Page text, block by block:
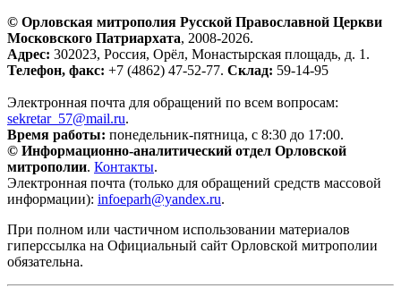
© Орловская митрополия Русской Православной Церкви
Московского Патриархата, 2008-2026.
Адрес: 302023, Россия, Орёл, Монастырская площадь, д. 1.
Телефон, факс: +7 (4862) 47-52-77. Склад: 59-14-95
Электронная почта для обращений по всем вопросам:
sekretar_57@mail.ru.
Время работы: понедельник-пятница, с 8:30 до 17:00.
© Информационно-аналитический отдел Орловской
митрополии. Контакты.
Электронная почта (только для обращений средств массовой
информации): infoeparh@yandex.ru.
При полном или частичном использовании материалов
гиперссылка на Официальный сайт Орловской митрополии
обязательна.